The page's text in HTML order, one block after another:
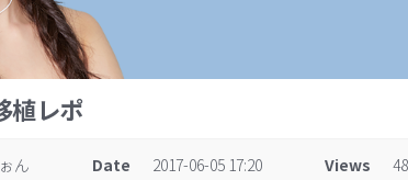
植レポ
ん Date 2017-06-05 17:20 Views